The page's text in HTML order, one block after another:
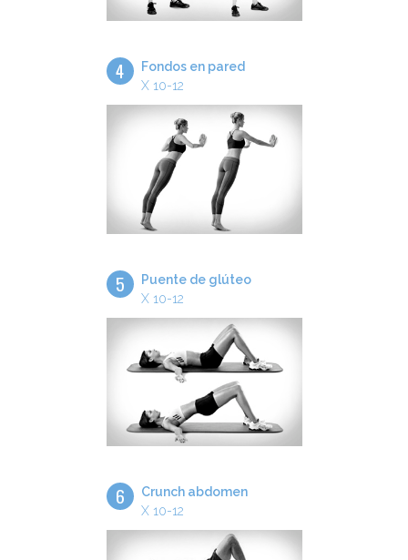
4
Fondos en pared
X 10-12
5
Puente de glúteo
X 10-12
6
Crunch abdomen
X 10-12